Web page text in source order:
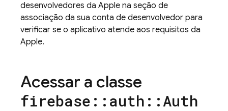
desenvolvedores da Apple na seção de
associação da sua conta de desenvolvedor para
verificar se o aplicativo atende aos requisitos da
Apple.
Acessar a classe
firebase :: auth ::Auth